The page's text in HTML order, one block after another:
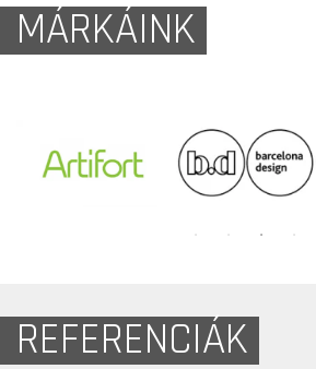
MÁRKÁINK
REFERENCIÁK